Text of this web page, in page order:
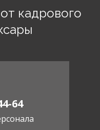
64
кадрового